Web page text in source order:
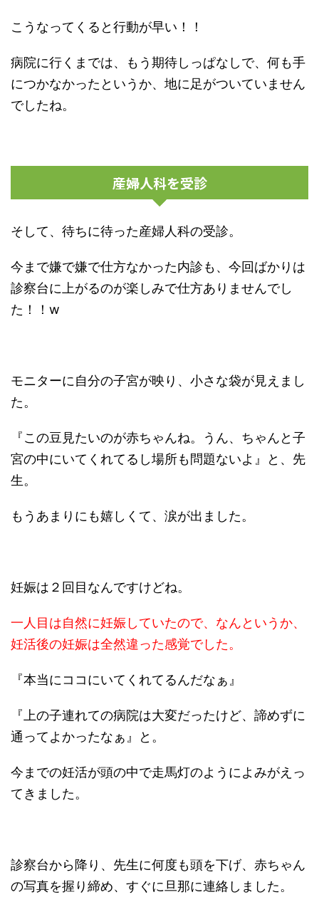
こうなってくると行動が早い！！
病院に行くまでは、もう期待しっぱなしで、何も手
につかなかったというか、地に足がついていません
でしたね。
産婦人科を受診
そして、待ちに待った産婦人科の受診。
今まで嫌で嫌で仕方なかった内診も、今回ばかりは
診察台に上がるのが楽しみで仕方ありませんでし
た！！w
モニターに自分の子宮が映り、小さな袋が見えまし
た。
『この豆見たいのが赤ちゃんね。うん、ちゃんと子
宮の中にいてくれてるし場所も問題ないよ』
と、先
生。
もうあまりにも嬉しくて、涙が出ました。
妊娠は２回目なんですけどね。
一人目は自然に妊娠していたので、なんというか、
妊活後の妊娠は全然違った感覚でした。
『本当にココにいてくれてるんだなぁ』
『上の子連れての病院は大変だったけど、諦めずに
通ってよかったなぁ』と。
今までの妊活が頭の中で走馬灯のようによみがえっ
てきました。
診察台から降り、先生に何度も頭を下げ、赤ちゃん
の写真を握り締め、すぐに旦那に連絡しました。